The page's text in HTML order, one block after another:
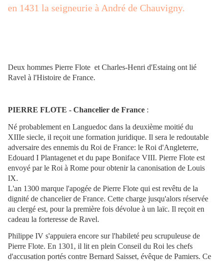
en 1431 la seigneurie à André de Chauvigny.
Deux hommes Pierre Flote et Charles-Henri d'Estaing ont lié
Ravel à l'Histoire de France.
PIERRE FLOTE - Chancelier de France :
Né probablement en Languedoc dans la deuxième moitié du
XIIIe siecle, il reçoit une formation juridique. Il sera le redoutable
adversaire des ennemis du Roi de France: le Roi d'Angleterre,
Edouard I Plantagenet et du pape Boniface VIII. Pierre Flote est
envoyé par le Roi à Rome pour obtenir la canonisation de Louis
IX.
L'an 1300 marque l'apogée de Pierre Flote qui est revêtu de la
dignité de chancelier de France. Cette charge jusqu'alors réservée
au clergé est, pour la première fois dévolue à un laïc. Il reçoit en
cadeau la forteresse de Ravel.
Philippe IV s'appuiera encore sur l'habileté peu scrupuleuse de
Pierre Flote. En 1301, il lit en plein Conseil du Roi les chefs
d'accusation portés contre Bernard Saisset, évêque de Pamiers. Ce